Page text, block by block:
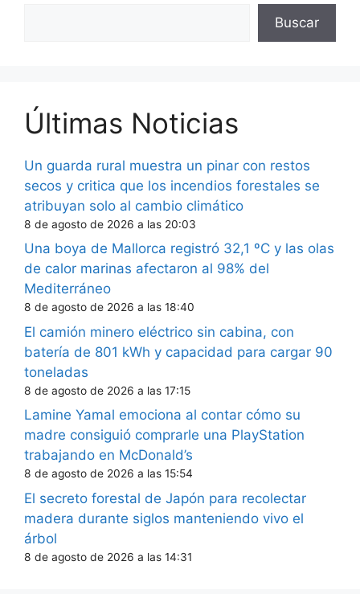
Buscar
Últimas Noticias
Un guarda rural muestra un pinar con restos
secos y critica que los incendios forestales se
atribuyan solo al cambio climático
8 de agosto de 2026 a las 20:03
Una boya de Mallorca registró 32,1 ºC y las olas
de calor marinas afectaron al 98% del
Mediterráneo
8 de agosto de 2026 a las 18:40
El camión minero eléctrico sin cabina, con
batería de 801 kWh y capacidad para cargar 90
toneladas
8 de agosto de 2026 a las 17:15
Lamine Yamal emociona al contar cómo su
madre consiguió comprarle una PlayStation
trabajando en McDonald’s
8 de agosto de 2026 a las 15:54
El secreto forestal de Japón para recolectar
madera durante siglos manteniendo vivo el
árbol
8 de agosto de 2026 a las 14:31